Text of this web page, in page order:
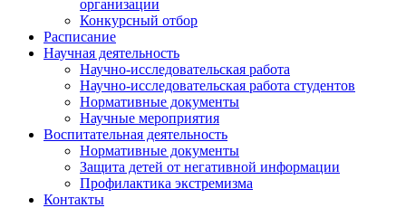
организации
Конкурсный отбор
Расписание
Научная деятельность
Научно-исследовательская работа
Научно-исследовательская работа студентов
Нормативные документы
Научные мероприятия
Воспитательная деятельность
Нормативные документы
Защита детей от негативной информации
Профилактика экстремизма
Контакты